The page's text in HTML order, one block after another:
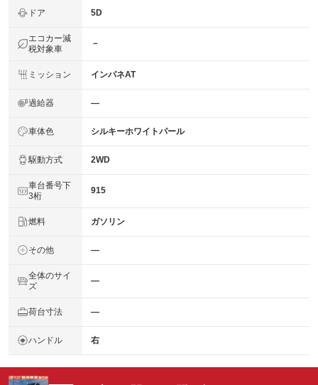
ドア 5D
エコカー減
税対象車
－
ミッション インパネAT
過給器 ―
車体色 シルキーホワイトパール
駆動方式 2WD
車台番号下
3桁
915
燃料 ガソリン
その他 ―
全体のサイ
ズ
―
荷台寸法 ―
ハンドル 右